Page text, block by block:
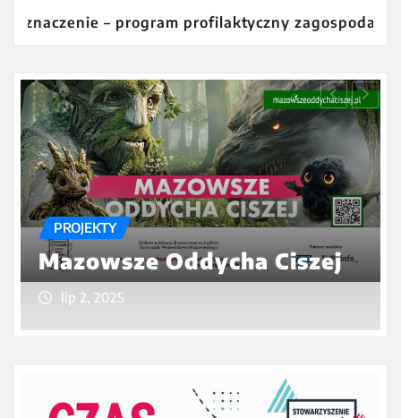
profilaktyczny zagospodarowania czasu
PROJEKTY
Odkrywaj Mazowieckie
Skarby Przyrody! Poznaj.
Szanuj. Chroń.
cze 1, 2025